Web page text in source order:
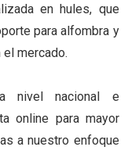
en hules, que
para alfombra y
mercado.
nivel nacional e
online para mayor
a nuestro enfoque